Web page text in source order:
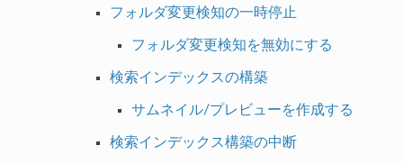
フォルダ変更検知の一時停止
フォルダ変更検知を無効にする
検索インデックスの構築
サムネイル/プレビューを作成する
検索インデックス構築の中断